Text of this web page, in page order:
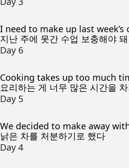
I need to make up last week’s
지난 주에 못간 수업 보충해야 돼
Day 6
Cooking takes up too much
요리하는 게 너무 많은 시간을
Day 5
We decided to make away
낡은 차를 처분하기로 했다
Day 4